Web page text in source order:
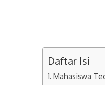
Daftar Isi
Mahasiswa